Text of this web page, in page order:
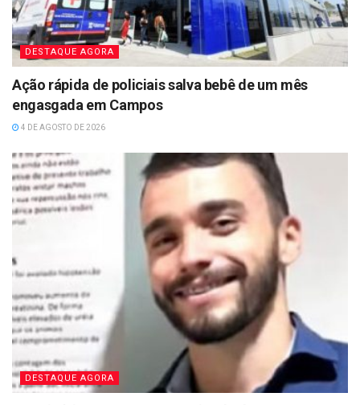
DESTAQUE AGORA
Ação rápida de policiais salva bebê de um mês
engasgada em Campos
4 DE AGOSTO DE 2026
DESTAQUE AGORA